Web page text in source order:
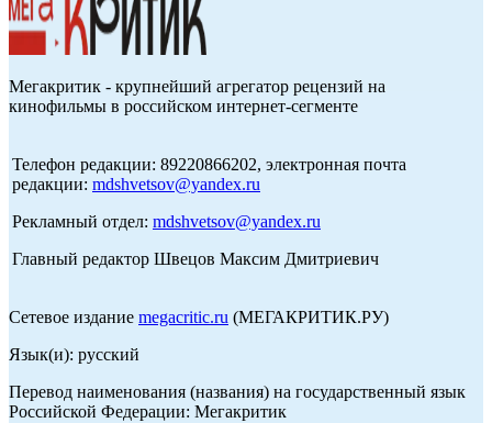
Мегакритик - крупнейший агрегатор рецензий на
кинофильмы в российском интернет-сегменте
Телефон редакции: 89220866202, электронная почта
редакции: mdshvetsov@yandex.ru
Рекламный отдел: mdshvetsov@yandex.ru
Главный редактор Швецов Максим Дмитриевич
Сетевое издание megacritic.ru (МЕГАКРИТИК.РУ)
Язык(и): русский
Перевод наименования (названия) на государственный язык
Российской Федерации: Мегакритик